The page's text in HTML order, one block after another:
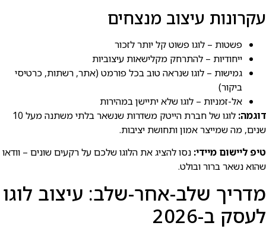
עקרונות עיצוב מנצחים
פשטות – לוגו פשוט קל יותר לזכור
ייחודיות – להתרחק מקלישאות עיצוביות
גמישות – לוגו שנראה טוב בכל פורמט (אתר, רשתות, כרטיסי
ביקור)
אל-זמניות – לוגו שלא יתיישן במהירות
דוגמה:
לוגו של חברת הייטק משדרות שנשאר בלתי משתנה מעל 10
שנים, מה שמייצר אמון ותחושת יציבות.
טיפ ליישום מיידי: נסו להציג את הלוגו שלכם על רקעים שונים – וודאו
שהוא נשאר ברור ובולט.
מדריך שלב-אחר-שלב: עיצוב לוגו
לעסק ב-2026